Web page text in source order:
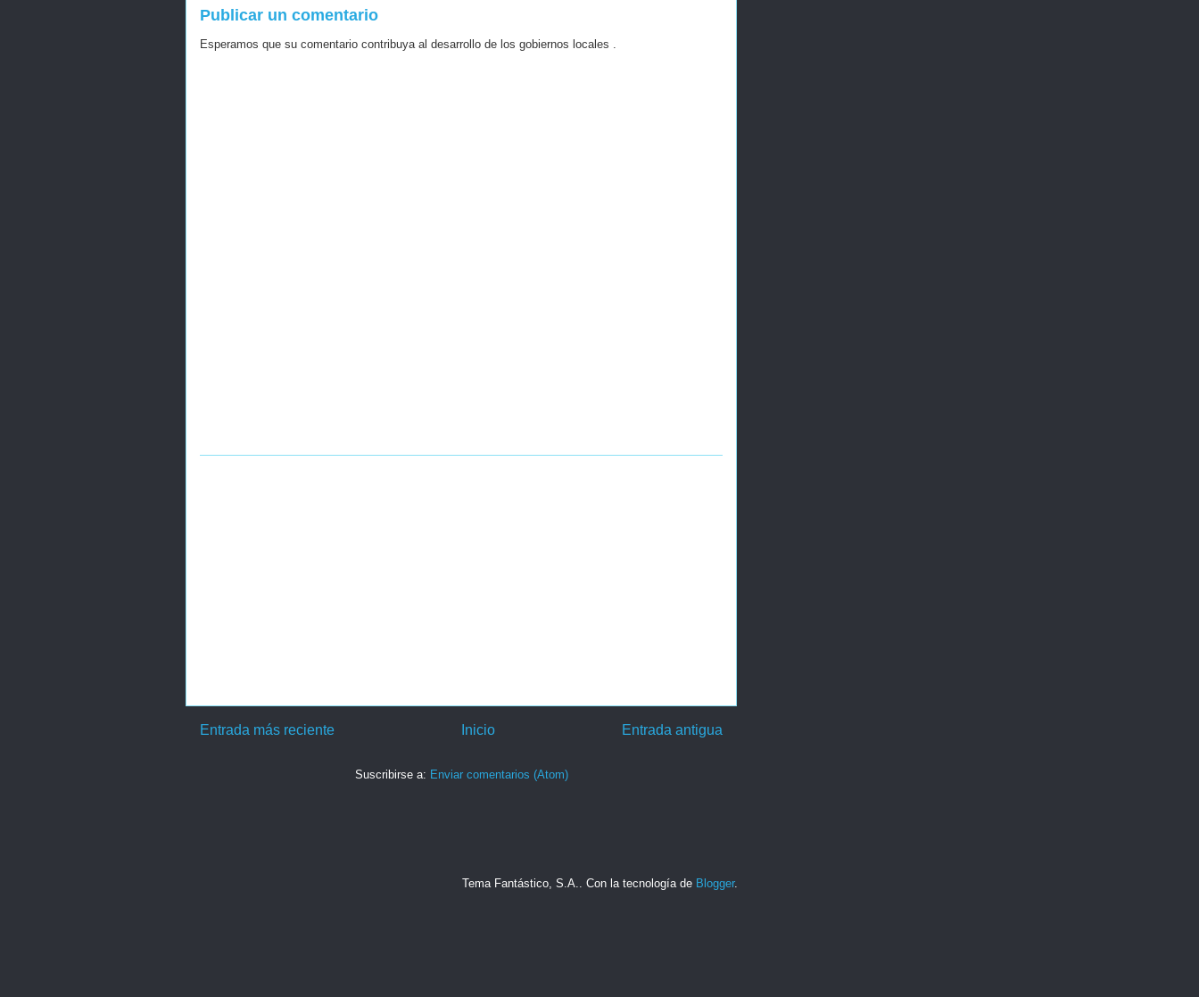
Publicar un comentario
Esperamos que su comentario contribuya al desarrollo de los gobiernos locales .
Entrada más reciente Entrada antigua
Inicio
Suscribirse a: Enviar comentarios (Atom)
Tema Fantástico, S.A.. Con la tecnología de Blogger.